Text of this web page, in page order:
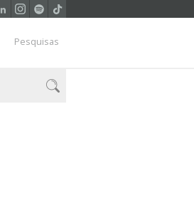
Pesquisas